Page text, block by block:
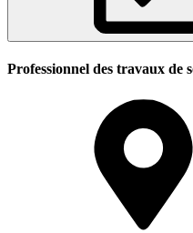
Professionnel des travaux de